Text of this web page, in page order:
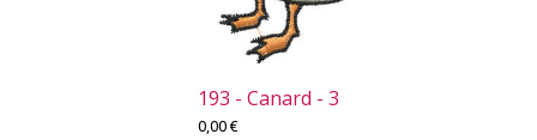
193 - Canard - 3
0,00€